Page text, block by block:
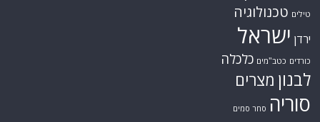
טילים טכנולוגיה
ירדן ישראל
כורדים כטב"מים כלכלה
לבנון מצרים
סוריה סחר סמים